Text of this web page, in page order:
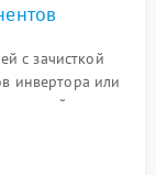
с зачисткой
инвертора или
дорожек и